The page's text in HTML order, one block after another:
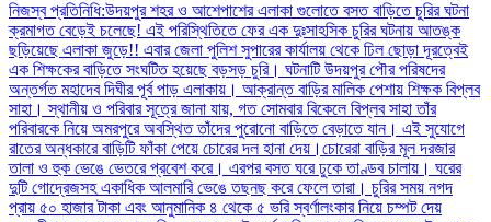
নিজস্ব প্রতিনিধি:উদয়পুর শহর ও আশেপাশের এলাকা গুলোতে বসত বাড়িতে চুরির ঘটনা
ক্রমাগত বেড়েই চলেছে! এই পরিস্থিতিতে ফের এক দুঃসাহসিক চুরির ঘটনায় আতঙ্ক
ছড়িয়েছে এলাকা জুড়ে!! এবার জেলা পুলিশ সুপারের কার্যালয় থেকে ঢিল ছোড়া দূরত্বেই
এক শিক্ষকের বাড়িতে সংঘটিত হয়েছে বড়সড় চুরি। ঘটনাটি উদয়পুর পৌর পরিষদের
অন্তর্গত মহাদেব দিঘীর পূর্ব পাড় এলাকায়। আক্রান্ত বাড়ির মালিক পেশায় শিক্ষক বিপ্লব
সাহা। স্থানীয় ও পরিবার সূত্রে জানা যায়, গত সোমবার বিকেলে বিপ্লব সাহা তাঁর
পরিবারকে নিয়ে অমরপুরে অবস্থিত তাঁদের পুরোনো বাড়িতে বেড়াতে যান। এই সুযোগে
রাতের অন্ধকারে বাড়িটি ফাঁকা পেয়ে চোরের দল হানা দেয়।চোরেরা বাড়ির মূল দরজার
তালা ও হুক ভেঙে ভেতরে প্রবেশ করে। এরপর বসত ঘরে ঢুকে তাণ্ডব চালায়। ঘরের
দুটি গোদ্রেজসহ একাধিক আলমারি ভেঙে তছনছ করে ফেলে তারা। চুরির সময় নগদ
প্রায় ৫০ হাজার টাকা এবং আনুমানিক ৪ থেকে ৫ ভরি স্বর্ণালংকার নিয়ে চম্পট দেয়